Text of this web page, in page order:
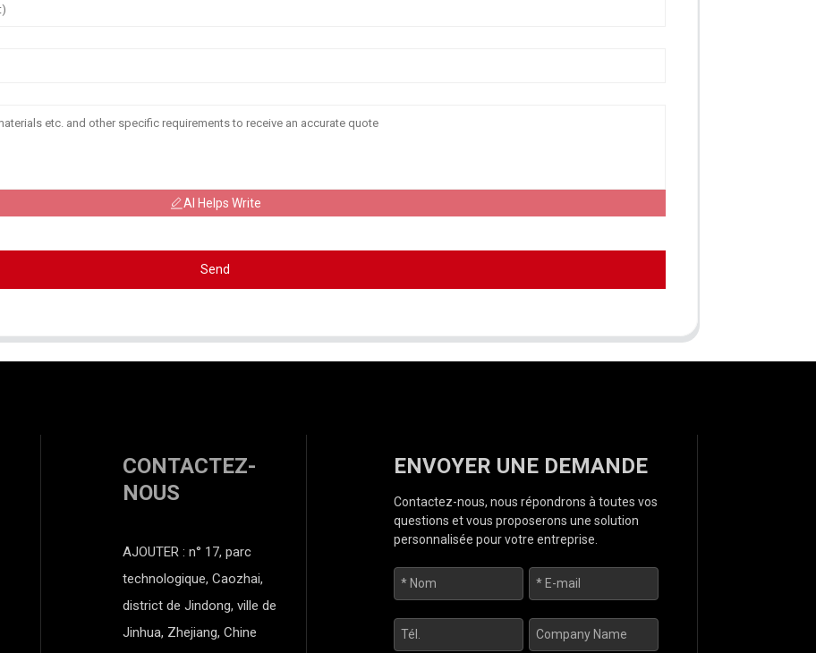
AI Helps Write
Send
CONTACTEZ-
NOUS
AJOUTER : n° 17, parc
technologique, Caozhai,
district de Jindong, ville de
Jinhua, Zhejiang, Chine
ENVOYER UNE DEMANDE
Contactez-nous, nous répondrons à toutes vos
questions et vous proposerons une solution
personnalisée pour votre entreprise.